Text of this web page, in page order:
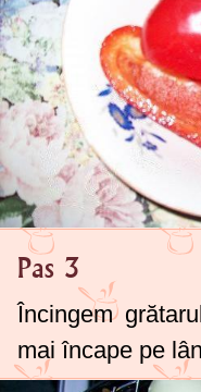
Pas 3
Încingem
mai încape pe